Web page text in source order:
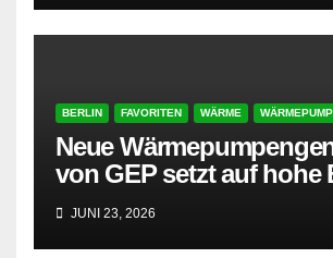
BERLIN FAVORITEN WÄRME
Neue
von GEP setzt auf hohe
und besonders leisen
JUNI 23, 2026